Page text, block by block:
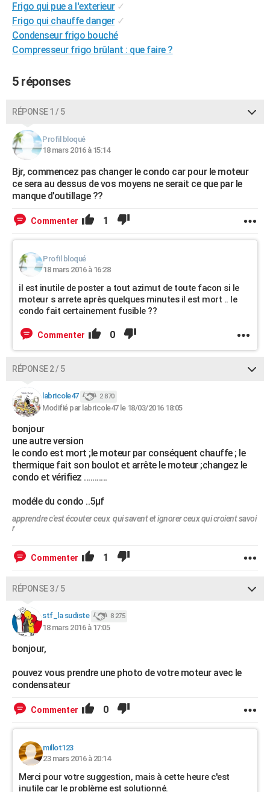
Frigo qui pue a l'exterieur ✓
Frigo qui chauffe danger ✓
Condenseur frigo bouché
Compresseur frigo brûlant : que faire ?
5 réponses
RÉPONSE 1 / 5
Profil bloqué
18 mars 2016 à 15:14
Bjr, commencez pas changer le condo car pour le moteur
ce sera au dessus de vos moyens ne serait ce que par le
manque d'outillage ??
Commenter 1
Profil bloqué
18 mars 2016 à 16:28
il est inutile de poster a tout azimut de toute facon si le
moteur s arrete après quelques minutes il est mort .. le
condo fait certainement fusible ??
Commenter 0
RÉPONSE 2 / 5
labricole47 2 870
Modifié par labricole47 le 18/03/2016 18:05
bonjour
une autre version
le condo est mort ;le moteur par conséquent chauffe ; le
thermique fait son boulot et arrête le moteur ;changez le
condo et vérifiez ...........
modéle du condo ..5µf
apprendre c'est écouter ceux qui savent et ignorer ceux qui croient savoi
r
Commenter 1
RÉPONSE 3 / 5
stf_la sudiste 8 275
18 mars 2016 à 17:05
bonjour,
pouvez vous prendre une photo de votre moteur avec le
condensateur
Commenter 0
millot123
23 mars 2016 à 20:14
Merci pour votre suggestion, mais à cette heure c'est
inutile car le problème est solutionné.